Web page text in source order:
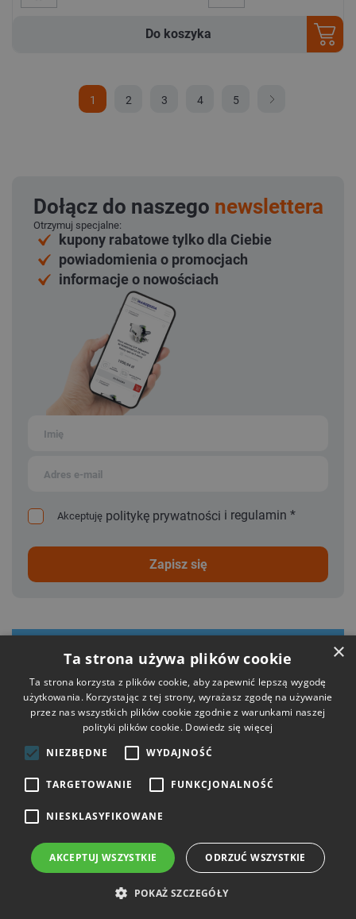
Do koszyka
1 2 3 4 5
Dołącz do naszego newslettera
Otrzymuj specjalne:
kupony rabatowe tylko dla Ciebie
powiadomienia o promocjach
informacje o nowościach
Akceptuję politykę prywatności i regulamin *
zapisz się
Moje konto
Informacje
Poradnik
Dołącz do nas
×
Ta strona używa plików cookie
Ta strona korzysta z plików cookie, aby zapewnić lepszą wygodę
użytkowania. Korzystając z tej strony, wyrażasz zgodę na używanie
przez nas wszystkich plików cookie zgodnie z warunkami naszej
polityki plików cookie. Dowiedz się więcej
NIEZBĘDNE
WYDAJNOŚĆ
TARGETOWANIE FUNKCJONALNOŚĆ
NIESKLASYFIKOWANE
AKCEPTUJ WSZYSTKIE ODRZUĆ WSZYSTKIE
POKAŻ SZCZEGÓŁY